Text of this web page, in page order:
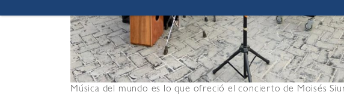
Música del mundo es lo que ofreció el concierto de Moisés